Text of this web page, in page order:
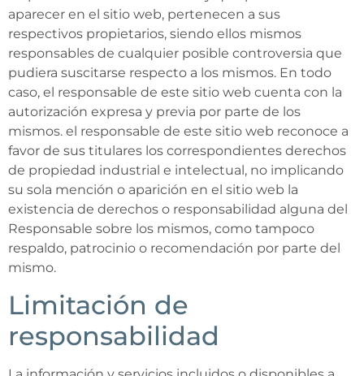
aparecer en el sitio web, pertenecen a sus
respectivos propietarios, siendo ellos mismos
responsables de cualquier posible controversia que
pudiera suscitarse respecto a los mismos. En todo
caso, el responsable de este sitio web cuenta con la
autorización expresa y previa por parte de los
mismos. el responsable de este sitio web reconoce a
favor de sus titulares los correspondientes derechos
de propiedad industrial e intelectual, no implicando
su sola mención o aparición en el sitio web la
existencia de derechos o responsabilidad alguna del
Responsable sobre los mismos, como tampoco
respaldo, patrocinio o recomendación por parte del
mismo.
Limitación de
responsabilidad